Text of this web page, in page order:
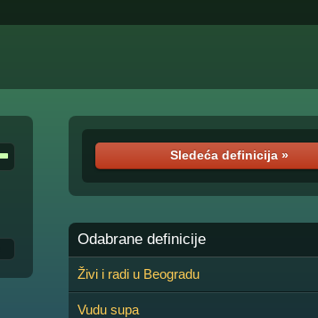
Sledeća definicija »
Odabrane definicije
Živi i radi u Beogradu
Vudu supa